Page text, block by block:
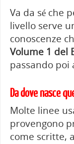
Va da sé che
livello serve
conoscenze
Volume 1 del
passando poi
Da dove nasce
Molte linee
provengono
come scritte,